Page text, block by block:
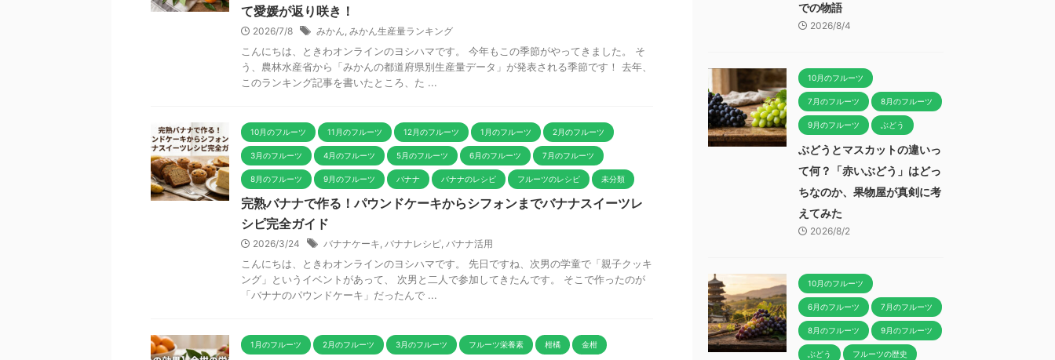
て愛媛が返り咲き！
2026/7/8 みかん, みかん生産量ランキング
こんにちは、ときわオンラインのヨシハマです。 今年もこの季節がやってきました。 そ
う、農林水産省から「みかんの都道府県別生産量データ」が発表される季節です！ 去年、
このランキング記事を書いたところ、た ...
10月のフルーツ 11月のフルーツ 12月のフルーツ 1月のフルーツ 2月のフルーツ
3月のフルーツ 4月のフルーツ 5月のフルーツ 6月のフルーツ 7月のフルーツ
8月のフルーツ 9月のフルーツ バナナ バナナのレシピ フルーツのレシピ 未分類
完熟バナナで作る！パウンドケーキからシフォンまでバナナスイーツレ
シピ完全ガイド
2026/3/24 バナナケーキ, バナナレシピ, バナナ活用
こんにちは、ときわオンラインのヨシハマです。 先日ですね、次男の学童で「親子クッキ
ング」というイベントがあって、 次男と二人で参加してきたんです。 そこで作ったのが
「バナナのパウンドケーキ」だったんで ...
1月のフルーツ 2月のフルーツ 3月のフルーツ フルーツ栄養素 柑橘 金柑
での物語
2026/8/4
10月のフルーツ
7月のフルーツ 8月のフルーツ
9月のフルーツ ぶどう
ぶどうとマスカットの違いっ
て何？「赤いぶどう」はどっ
ちなのか、果物屋が真剣に考
えてみた
2026/8/2
10月のフルーツ
6月のフルーツ 7月のフルーツ
8月のフルーツ 9月のフルーツ
ぶどう フルーツの歴史